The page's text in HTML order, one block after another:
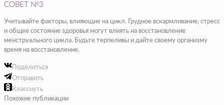
СОВЕТ №3
Учитывайте факторы, влияющие на цикл. Грудное вскармливание, стресс
и общее состояние здоровья могут влиять на восстановление
менструального цикла. Будьте терпеливы и дайте своему организму
время на восстановление.
Поделиться
Отправить
Класснуть
Похожие публикации